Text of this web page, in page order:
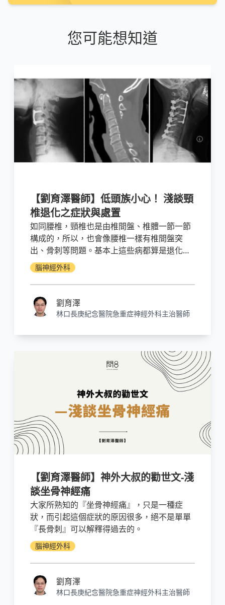
您可能想知道
【劉育澤醫師】低頭族小心！ 淺談頸
椎退化之症狀與處置
如同腰椎，頸椎也是由椎間盤、椎體一節一節
構成的，所以，也會像腰椎一樣有椎間盤突
出、骨刺等問題。基本上這些病都算是退化性
疾病，跟長年地使用耗損有關。所以年紀大、
脖子姿勢長期不正確的，頸椎就比較會發生問
題。尤其是現在3C產品氾濫，走在路上幾乎人
人低頭看手機，或是長時間使用電腦，長期下
來，也容易加速頸椎的退化。(對！就是你現在
腦神經外科
劉育澤
林口長庚紀念醫院急重症神經外科主治醫師
【劉育澤醫師】神外大叔的勸世文-淺
談坐骨神經痛
大家所熟知的『坐骨神經痛』，只是一種症
狀，而引起這個症狀的原因很多，絕不是單單
『長骨刺』可以解釋得過去的。
腦神經外科
劉育澤
林口長庚紀念醫院急重症神經外科主治醫師